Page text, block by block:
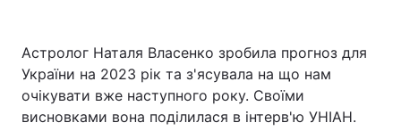
Головна Війна
Україна Політика
Астролог Наталя Власенко зробила прогноз для
України на 2023 рік та з'ясувала на що нам
очікувати вже наступного року. Своїми
висновками вона поділилася в інтерв'ю УНІАН.